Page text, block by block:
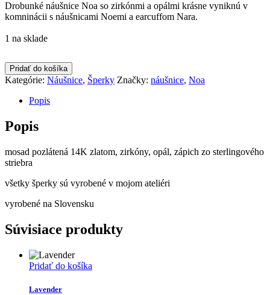
Drobunké náušnice Noa so zirkónmi a opálmi krásne vyniknú v
komninácii s náušnicami Noemi a earcuffom Nara.
1 na sklade
Pridať do košíka
Kategórie: Náušnice, Šperky Značky: náušnice, Noa
Popis
Popis
mosad pozlátená 14K zlatom, zirkóny, opál, zápich zo sterlingového
striebra
všetky šperky sú vyrobené v mojom ateliéri
vyrobené na Slovensku
Súvisiace produkty
Pridať do košíka
Lavender